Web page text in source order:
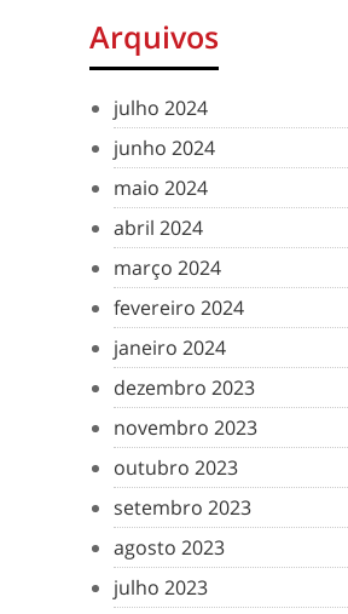
Arquivos
julho 2024
junho 2024
maio 2024
abril 2024
março 2024
fevereiro 2024
janeiro 2024
dezembro 2023
novembro 2023
outubro 2023
setembro 2023
agosto 2023
julho 2023